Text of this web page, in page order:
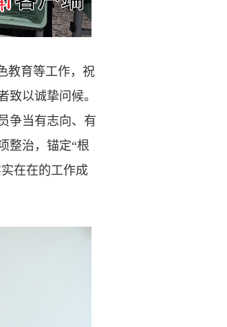
教育等工作，祝
以诚挚问候。
争当有志向、有
整治，锚定“根
在在的工作成